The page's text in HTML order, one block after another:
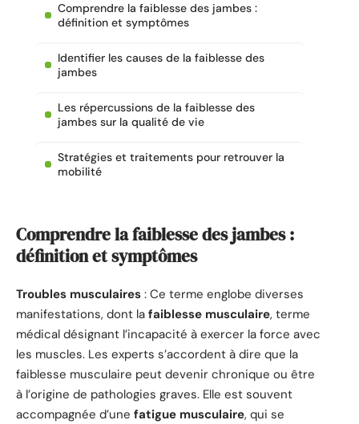
Comprendre la faiblesse des jambes :
définition et symptômes
Identifier les causes de la faiblesse des
jambes
Les répercussions de la faiblesse des
jambes sur la qualité de vie
Stratégies et traitements pour retrouver la
mobilité
Comprendre la faiblesse des jambes :
définition et symptômes
Troubles musculaires : Ce terme englobe diverses
manifestations, dont la faiblesse musculaire, terme
médical désignant l’incapacité à exercer la force avec
les muscles. Les experts s’accordent à dire que la
faiblesse musculaire peut devenir chronique ou être
à l’origine de pathologies graves. Elle est souvent
accompagnée d’une fatigue musculaire, qui se